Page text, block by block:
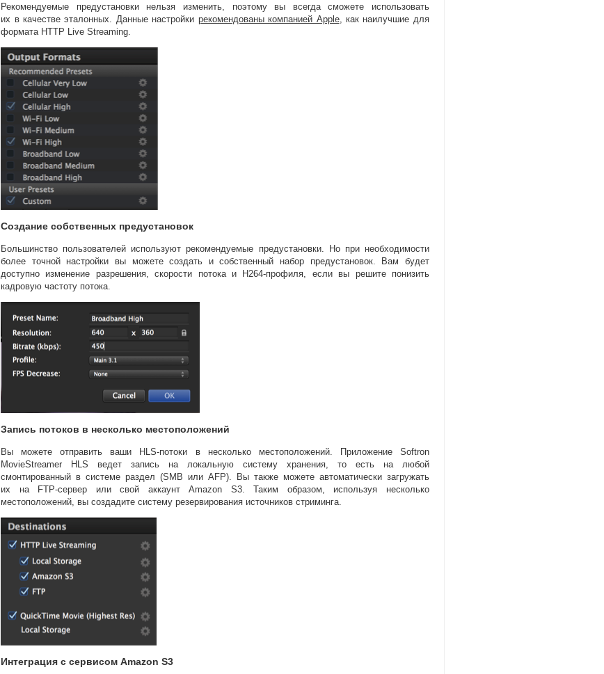
Рекомендуемые предустановки нельзя изменить,
поэтому вы всегда сможете использовать
их в качестве эталонных. Данные настройки рекомендованы компанией Apple, как наилучшие для
формата HTTP Live Streaming.
Создание собственных предустановок
Большинство пользователей используют рекомендуемые предустановки. Но при необходимости
более точной настройки вы можете создать и собственный набор предустановок. Вам будет
доступно изменение разрешения, скорости потока и H264-профиля,
если вы решите понизить
кадровую частоту потока.
Запись потоков в несколько местоположений
Вы можете отправить ваши HLS-потоки в несколько местоположений. Приложение Softron
MovieStreamer HLS ведет запись на локальную систему хранения,
то есть на любой
смонтированный в системе раздел (SMB или AFP). Вы также можете автоматически загружать
их на FTP-сервер или свой аккаунт Amazon S3. Таким образом,
используя несколько
местоположений, вы создадите систему резервирования источников стриминга.
Интеграция с сервисом Amazon S3